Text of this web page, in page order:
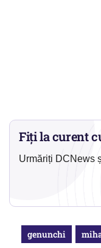
Fiți la curent
Urmăriți DCNews
genunchi